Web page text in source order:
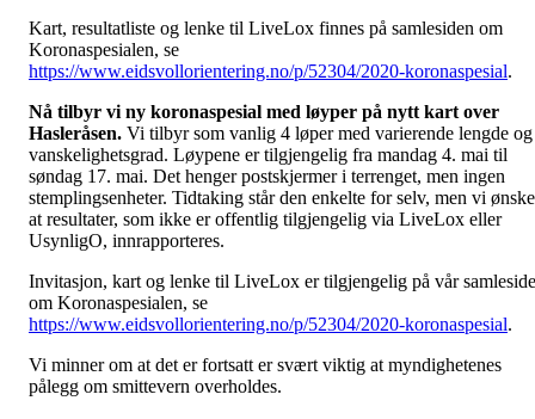
Kart, resultatliste og lenke til LiveLox finnes på samlesiden om
Koronaspesialen, se
https://www.eidsvollorientering.no/p/52304/2020-koronaspesial.
Nå tilbyr vi ny koronaspesial med løyper på nytt kart over
Hasleråsen. Vi tilbyr som vanlig 4 løper med varierende lengde og
vanskelighetsgrad. Løypene er tilgjengelig fra mandag 4. mai til
søndag 17. mai. Det henger postskjermer i terrenget, men ingen
stemplingsenheter. Tidtaking står den enkelte for selv, men vi
at resultater, som ikke er offentlig tilgjengelig via LiveLox eller
UsynligO, innrapporteres.
Invitasjon, kart og lenke til LiveLox er tilgjengelig på vår samleside
om Koronaspesialen, se
https://www.eidsvollorientering.no/p/52304/2020-koronaspesial.
Vi minner om at det er fortsatt er svært viktig at myndighetenes
pålegg om smittevern overholdes.